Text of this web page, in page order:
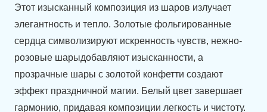
Этот изысканный композиция из шаров излучает
элегантность и тепло. Золотые фольгированные
сердца символизируют искренность чувств, нежно-
розовые шарыдобавляют изысканности, а
прозрачные шары с золотой конфетти создают
эффект праздничной магии. Белый цвет завершает
гармонию, придавая композиции легкость и чистоту.